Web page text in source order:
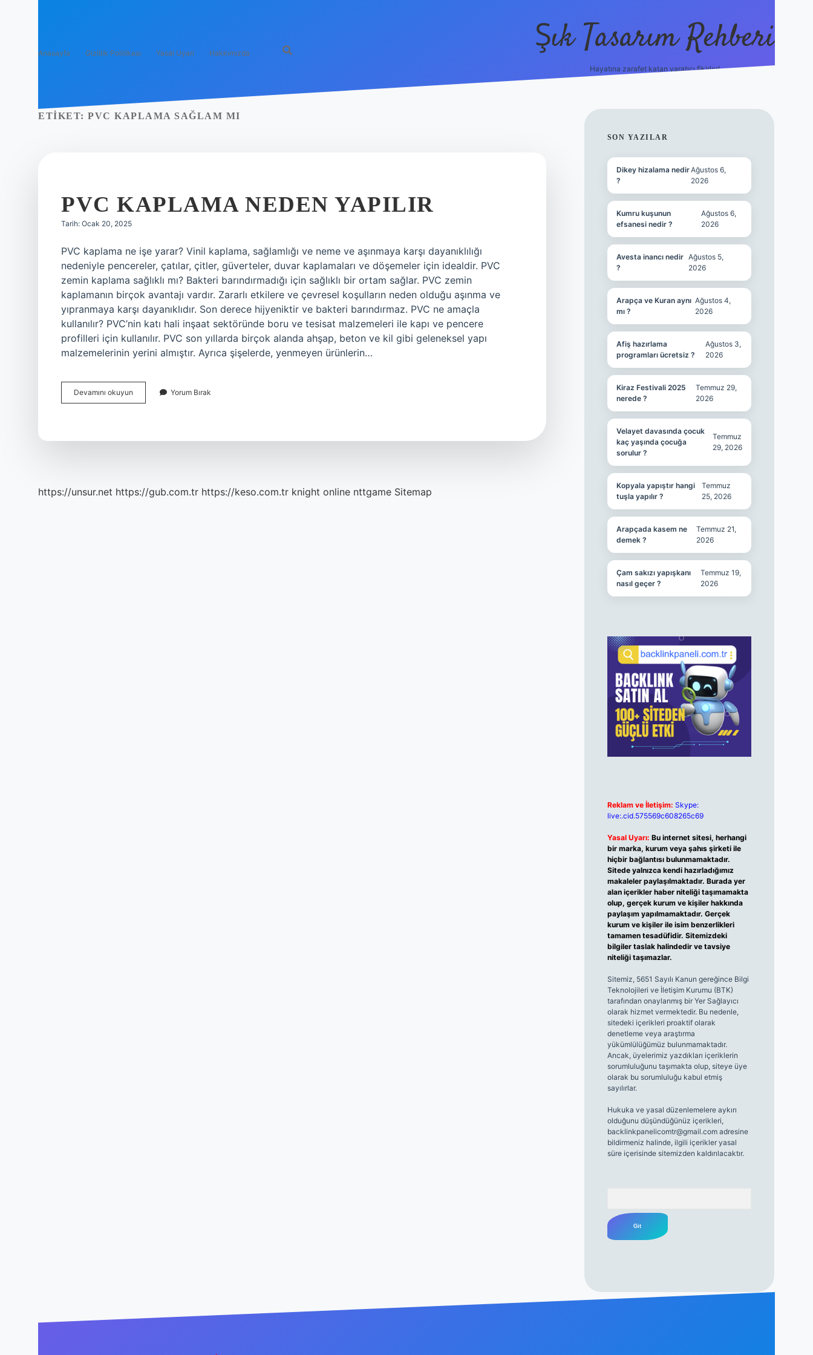
Anasayfa Gizlilik Politikası Yasal Uyarı Hakkımızda Şık Tasarım Rehberi
Hayatına zarafet katan yaratıcı fikirler!
ETIKET: PVC KAPLAMA SAĞLAM MI
PVC KAPLAMA NEDEN YAPILIR
Tarih: Ocak 20, 2025
PVC kaplama ne işe yarar? Vinil kaplama, sağlamlığı ve neme ve aşınmaya karşı dayanıklılığı
nedeniyle pencereler, çatılar, çitler, güverteler, duvar kaplamaları ve döşemeler için idealdir. PVC
zemin kaplama sağlıklı mı? Bakteri barındırmadığı için sağlıklı bir ortam sağlar. PVC zemin
kaplamanın birçok avantajı vardır. Zararlı etkilere ve çevresel koşulların neden olduğu aşınma ve
yıpranmaya karşı dayanıklıdır. Son derece hijyeniktir ve bakteri barındırmaz. PVC ne amaçla
kullanılır? PVC’nin katı hali inşaat sektöründe boru ve tesisat malzemeleri ile kapı ve pencere
profilleri için kullanılır. PVC son yıllarda birçok alanda ahşap, beton ve kil gibi geleneksel yapı
malzemelerinin yerini almıştır. Ayrıca şişelerde, yenmeyen ürünlerin…
Devamını okuyun
Kaplama
Yorum Bırak
https://unsur.net https://gub.com.tr https://keso.com.tr knight online nttgame Sitemap
SIDEBAR
SON YAZILAR
Dikey hizalama nedir
?
Ağustos 6,
2026
Kumru kuşunun
efsanesi nedir ?
Ağustos 6,
2026
Avesta inancı nedir
?
Ağustos 5,
2026
Arapça ve Kuran aynı
mı ?
Ağustos 4,
2026
Afiş hazırlama
programları ücretsiz ?
Ağustos 3,
2026
Kiraz Festivali 2025
nerede ?
Temmuz 29,
2026
Velayet davasında çocuk
kaç yaşında çocuğa
sorulur ?
Temmuz
29, 2026
Kopyala yapıştır hangi
tuşla yapılır ?
Temmuz
25, 2026
Arapçada kasem ne
demek ?
Temmuz 21,
2026
Çam sakızı yapışkanı
nasıl geçer ?
Temmuz 19,
2026
Reklam ve İletişim: Skype:
live:.cid.575569c608265c69
Yasal Uyarı: Bu internet sitesi, herhangi
bir marka, kurum veya şahıs şirketi ile
hiçbir bağlantısı bulunmamaktadır.
Sitede yalnızca kendi hazırladığımız
makaleler paylaşılmaktadır. Burada yer
alan içerikler haber niteliği taşımamakta
olup, gerçek kurum ve kişiler hakkında
paylaşım yapılmamaktadır. Gerçek
kurum ve kişiler ile isim benzerlikleri
tamamen tesadüfidir. Sitemizdeki
bilgiler taslak halindedir ve tavsiye
niteliği taşımazlar.
Sitemiz, 5651 Sayılı Kanun gereğince Bilgi
Teknolojileri ve İletişim Kurumu (BTK)
tarafından onaylanmış bir Yer Sağlayıcı
olarak hizmet vermektedir. Bu nedenle,
sitedeki içerikleri proaktif olarak
denetleme veya araştırma
yükümlülüğümüz bulunmamaktadır.
Ancak, üyelerimiz yazdıkları içeriklerin
sorumluluğunu taşımakta olup, siteye üye
olarak bu sorumluluğu kabul etmiş
sayılırlar.
Hukuka ve yasal düzenlemelere aykırı
olduğunu düşündüğünüz içerikleri,
backlinkpanelicomtr@gmail.comadresine
bildirmeniz halinde, ilgili içerikler yasal
süre içerisinde sitemizden kaldırılacaktır.
vdcasino giriş